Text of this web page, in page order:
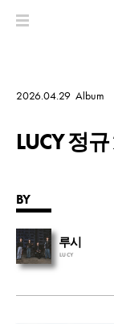
2026.04.29 Album
LUCY 정
BY
루시
LUCY